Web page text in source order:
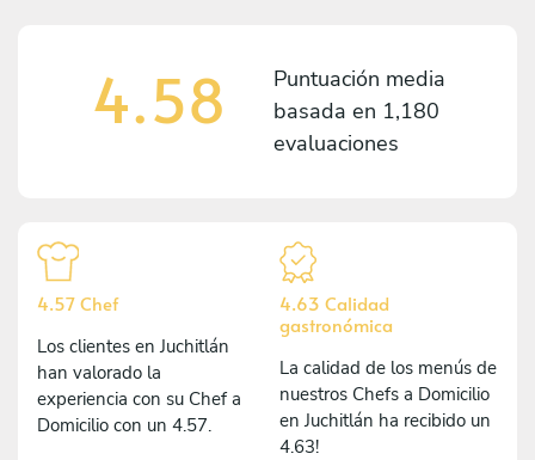
4.58
Puntuación media
basada en 1,180
evaluaciones
4.57 Chef
Los clientes en Juchitlán
han valorado la
experiencia con su Chef a
Domicilio con un 4.57.
4.63 Calidad
gastronómica
La calidad de los menús de
nuestros Chefs a Domicilio
en Juchitlán ha recibido un
4.63!